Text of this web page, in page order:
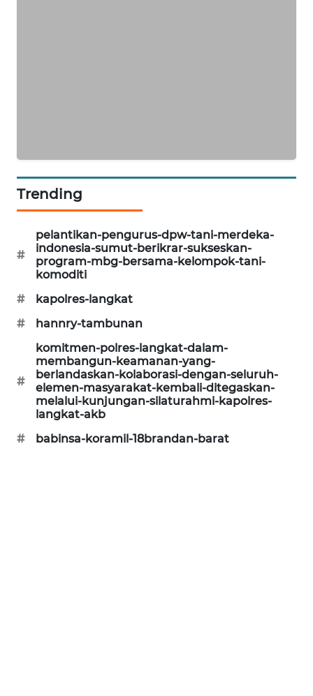
Trending
#
pelantikan-pengurus-dpw-tani-merdeka-
indonesia-sumut-berikrar-sukseskan-
program-mbg-bersama-kelompok-tani-
komoditi
#
kapolres-langkat
#
hannry-tambunan
#
komitmen-polres-langkat-dalam-
membangun-keamanan-yang-
berlandaskan-kolaborasi-dengan-seluruh-
elemen-masyarakat-kembali-ditegaskan-
melalui-kunjungan-silaturahmi-kapolres-
langkat-akb
#
babinsa-koramil-18brandan-barat
FISUELRI
ID
ENERGI
NEWS
CILEUNGSI
NEWS
BERKAT
NEWS
BERAMPU
NEWS
ANUGERAH